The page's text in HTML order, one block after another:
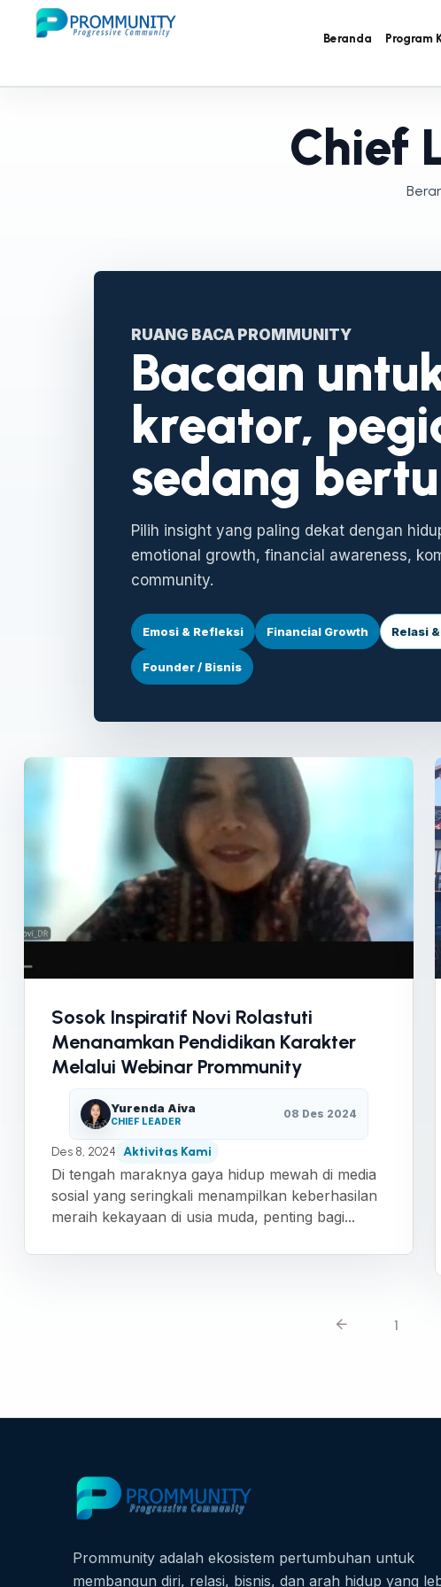
Beranda Program
Chief
RUANG BACA PROMMUNITY
Bacaan
kreator,
sedang
Pilih insight yang paling dekat dengan
emotional growth, financial awareness,
community.
Emosi & Refleksi Financial Growth Relasi
Founder / Bisnis
Sosok Inspiratif Novi Rolastuti
Menanamkan Pendidikan Karakter
Melalui Webinar Prommunity
Yurenda Aiva
CHIEF LEADER
08 Des 2024
Des 8, 2024 Aktivitas Kami
Di tengah maraknya gaya hidup mewah di media
sosial yang seringkali menampilkan keberhasilan
meraih kekayaan di usia muda, penting bagi...
1
Prommunity adalah ekosistem pertumbuhan untuk
membangun diri, relasi, bisnis, dan arah hidup yang